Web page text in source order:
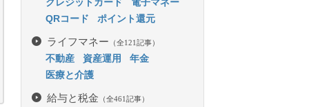
QRコード
ポイント還元
ライフマネー （全121記事）
不動産 資産運用
年金
医療と介護
給与と税金 （全461記事）